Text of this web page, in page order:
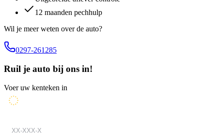
12 maanden pechhulp
Wil je meer weten over de auto?
0297-261285
Ruil je auto bij ons in!
Voer uw kenteken in